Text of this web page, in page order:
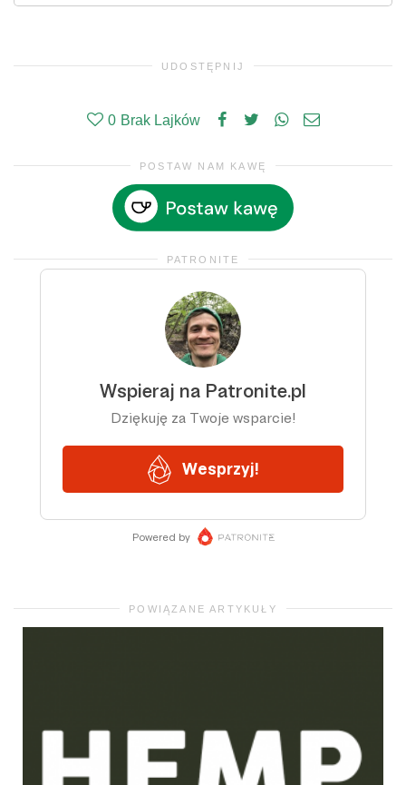
UDOSTĘPNIJ
0 Brak Lajków
POSTAW NAM KAWĘ
PATRONITE
POWIĄZANE ARTYKUŁY